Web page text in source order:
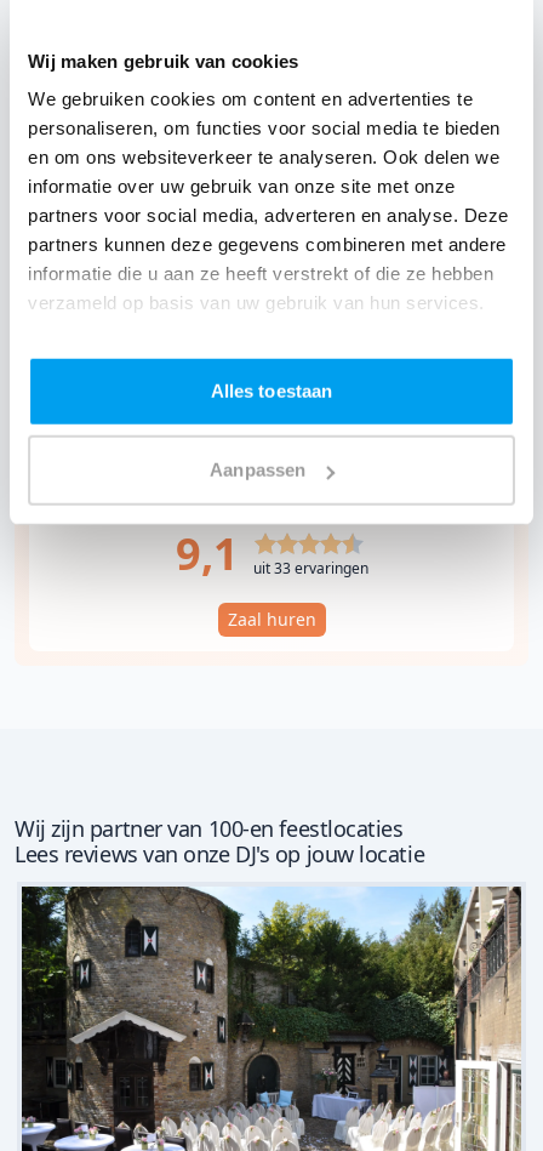
Wij maken gebruik van cookies
We gebruiken cookies om content en advertenties te
personaliseren, om functies voor social media te bieden
en om ons websiteverkeer te analyseren. Ook delen we
informatie over uw gebruik van onze site met onze
partners voor social media, adverteren en analyse. Deze
partners kunnen deze gegevens combineren met andere
informatie die u aan ze heeft verstrekt of die ze hebben
verzameld op basis van uw gebruik van hun services.
Alles toestaan
Aanpassen
Contact met Restaurant & Hotel Hoog Holten
Malon Voortman
Wil je contact met Restaurant & Hotel Hoog
Holten over alle mogelijkheden en de prijzen
voor het huren van een zaal voor jouw feest?
Restaurant & Hotel Hoog Holten
Compleet met foto's, video's en reviews.
9,1 uit 33 ervaringen
Zaal huren
Wij zijn partner van 100-en feestlocaties
Lees reviews van onze DJ's op jouw locatie